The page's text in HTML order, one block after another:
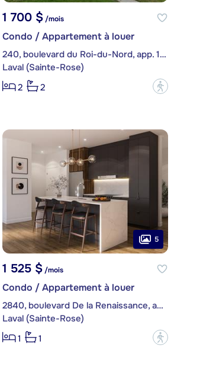
1 700 $/mois
Condo / Appartement à louer
240, boulevard du Roi-du-Nord, app. 101
Laval (Sainte-Rose)
2
2 ?
5
1 525 $/mois
Condo / Appartement à louer
2840, boulevard De la Renaissance, app. 101
Laval (Sainte-Rose)
1
1 ?